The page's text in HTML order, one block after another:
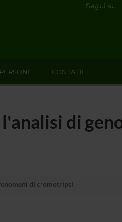
Segui su
PERSONE CONTATTI
di
di cromotripsi